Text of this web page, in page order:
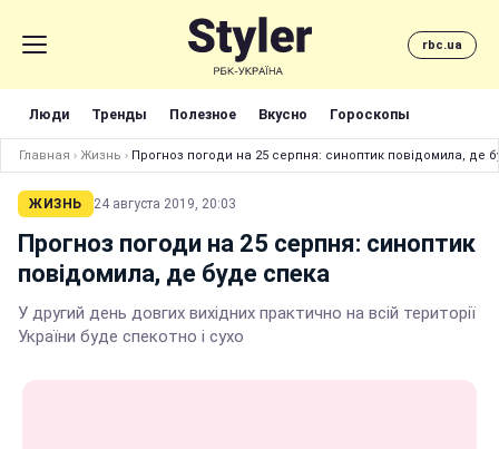
rbc.ua
Люди Тренды Полезное Вкусно Гороскопы
Главная › Жизнь › Прогноз погоди на 25 серпня: синоптик повідомила, де
ЖИЗНЬ 24 августа 2019, 20:03
Прогноз погоди на 25 серпня: синоптик
повідомила, де буде спека
У другий день довгих вихідних практично на всій території
України буде спекотно і сухо